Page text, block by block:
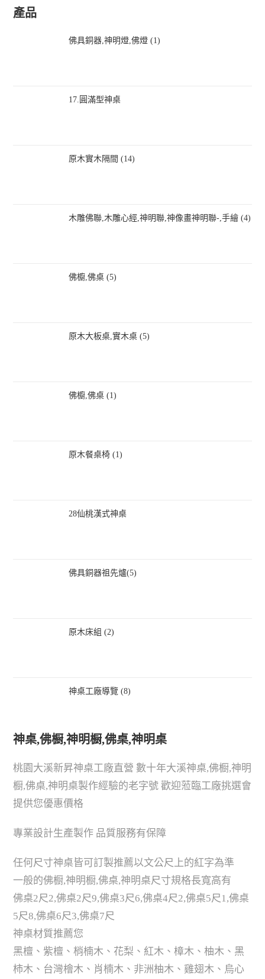
產品
佛具銅器,神明燈,佛燈 (1)
17.圓滿型神桌
原木實木隔間 (14)
木雕佛聯,木雕心經,神明聯,神像畫神明聯-,手繪 (4)
佛櫥,佛桌 (5)
原木大板桌,實木桌 (5)
佛櫥,佛桌 (1)
原木餐桌椅 (1)
28仙桃漢式神桌
佛具銅器祖先爐(5)
原木床組 (2)
神桌工廠導覽 (8)
神桌,佛橱,神明橱,佛桌,神明桌
桃園大溪新昇神桌工廠直營 數十年大溪神桌,佛橱,神明
橱,佛桌,神明桌製作經驗的老字號 歡迎蒞臨工廠挑選會
提供您優惠價格
專業設計生產製作 品質服務有保障
任何尺寸神桌皆可訂製推薦以文公尺上的紅字為準
一般的佛橱,神明橱,佛桌,神明桌尺寸規格長寬高有
佛桌2尺2,佛桌2尺9,佛桌3尺6,佛桌4尺2,佛桌5尺1,佛桌
5尺8,佛桌6尺3,佛桌7尺
神桌材質推薦您
黑檀、紫檀、梢楠木、花梨、紅木、樟木、柚木、黑
柿木、台灣檜木、肖楠木、非洲柚木、雞翅木、烏心